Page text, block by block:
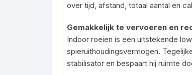
over tijd, afstand, totaal aantal en
Gemakkelijk te vervoeren en
Indoor roeien is een uitstekende
spieruithoudingsvermogen.
stabilisator en bespaart hij ruimte